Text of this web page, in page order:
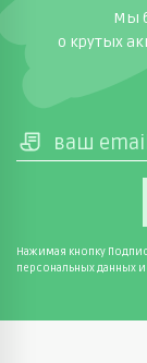
Мы
о крутых
Нажимая кнопку
персональных данных